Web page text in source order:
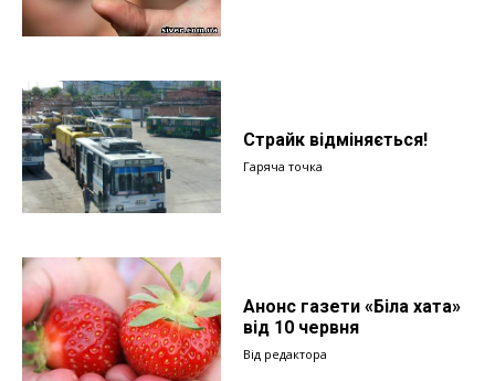
Страйк відміняється!
Гаряча точка
Анонс газети «Біла хата»
від 10 червня
Від редактора